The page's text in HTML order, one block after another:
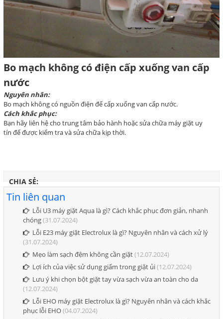
Bo mạch không có điện cấp xuống van cấp
nước
Nguyên nhân:
Bo mạch không có nguồn điện để cấp xuống van cấp nước.
Cách khắc phục:
Bạn hãy liên hệ cho trung tâm bảo hành hoặc sửa chữa máy giặt uy
tín để được kiểm tra và sửa chữa kịp thời.
CHIA SẺ:
Tin liên quan
Lỗi U3 máy giặt Aqua là gì? Cách khắc phục đơn giản, nhanh
chóng(31.07.2024)
Lỗi E23 máy giặt Electrolux là gì? Nguyên nhân và cách xử lý
(31.07.2024)
Mẹo làm sạch đệm không cần giặt(12.07.2024)
Lợi ích của việc sử dụng giấm trong giặt ủi(12.07.2024)
Lưu ý khi chọn bột giặt tay vừa sạch vừa an toàn cho da
(12.07.2024)
Lỗi EHO máy giặt Electrolux là gì? Nguyên nhân và cách khắc
phục lỗi EHO(04.07.2024)